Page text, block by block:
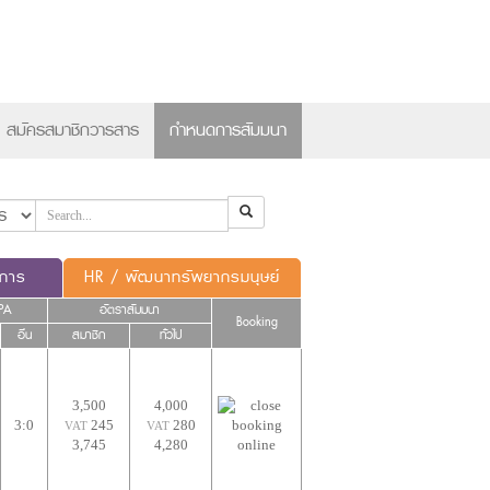
สมัครสมาชิกวารสาร กำหนดการสัมมนา
าร HR / พัฒนาทรัพยากรมนุษย์
อัตราสัมมนา
Booking
อื่น สมาชิก ทั่วไป
3:0
3,500
VAT245
3,745
4,000
VAT280
4,280